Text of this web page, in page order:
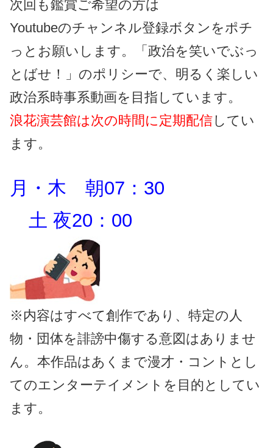
次回も鑑賞ご希望の方は
Youtubeのチャンネル登録ボタンをポチ
っとお願いします。「政治を笑いでぶっ
とばせ！」のポリシーで、明るく楽しい
政治系時事系動画を目指しています。
浪花演芸館は次の時間に定期配信してい
ます。
月・木 朝07：30
土 夜20：00
※内容はすべて創作であり、特定の人
物・団体を誹謗中傷する意図はありませ
ん。本作品はあくまで漫才・コントとし
てのエンターテイメントを目的としてい
ます。